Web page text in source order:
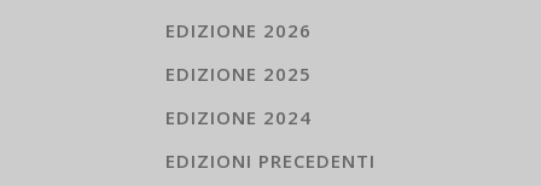
EDIZIONE 2026
EDIZIONE 2025
EDIZIONE 2024
EDIZIONI PRECEDENTI